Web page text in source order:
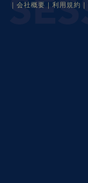
｜ 会社概要 ｜ 利用規約 ｜